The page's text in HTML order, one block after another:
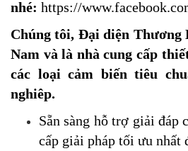
nhé: https://
Chúng tôi, Đại diện Thương
Nam và là nhà cung cấp
các loại cảm biến tiêu
nghiêp.
Sẵn sàng hỗ trợ giải đáp
cấp giải pháp tối ưu nhất